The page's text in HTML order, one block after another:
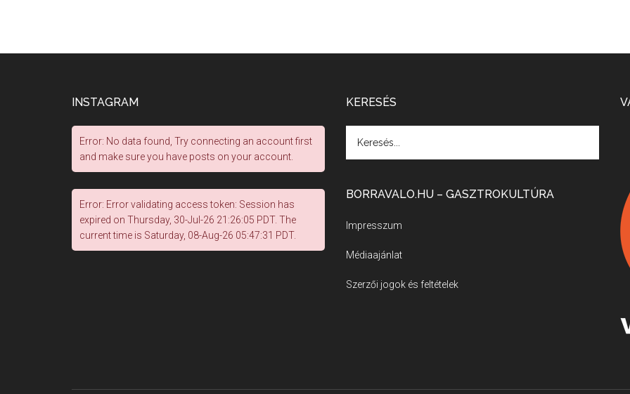
INSTAGRAM
Error: No data found, Try connecting an account first
and make sure you have posts on your account.
Error: Error validating access token: Session has
expired on Thursday, 30-Jul-26 21:26:05 PDT. The
current time is Saturday, 08-Aug-26 05:47:31 PDT.
KERESÉS
BORRAVALO.HU – GASZTROKULTÚRA
Impresszum
Médiaajánlat
Szerzői jogok és feltételek